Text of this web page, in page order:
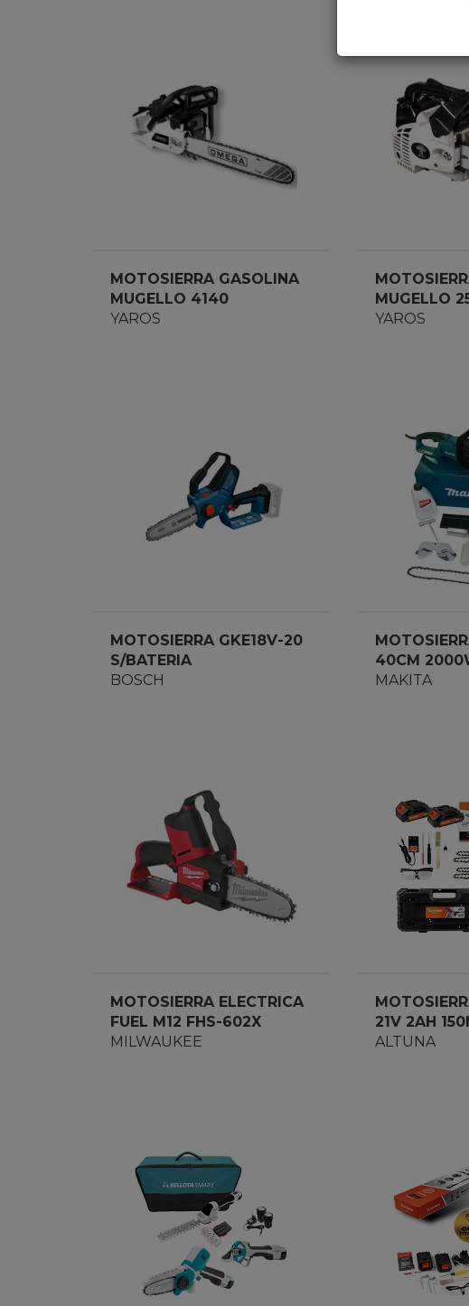
MOTOSIERRA GASOLINA
MUGELLO 4140
YAROS
MUGELLO
YAROS
MOTOSIERRA GKE18V-20
S/BATERIA
BOSCH
40CM
UC4050AKX
MAKITA
MOTOSIERRA ELECTRICA
FUEL M12 FHS-602X
4933472212
MILWAUKEE
21V 2AH
ALTUNA